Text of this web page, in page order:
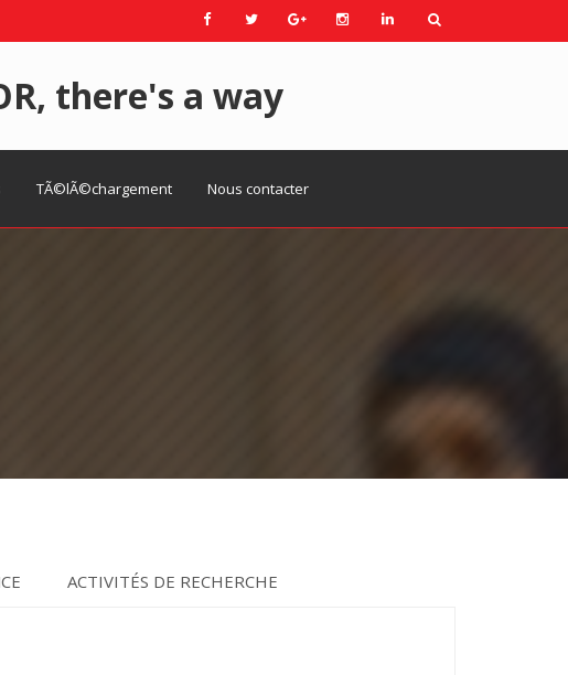
there's a way
TÃ©lÃ©chargement Nous contacter
ACTIVITÉS DE RECHERCHE